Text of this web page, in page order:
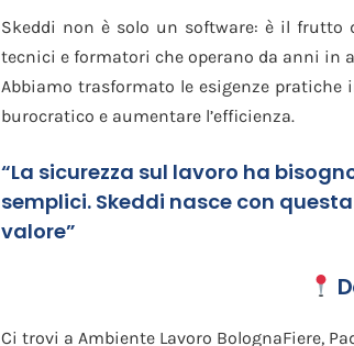
Skeddi non è solo un software: è il
tecnici e formatori che operano da anni in
Abbiamo trasformato le esigenze pratiche
burocratico e aumentare l’efficienza.
“La sicurezza sul lavoro ha
semplici. Skeddi nasce con
valore”
Ci trovi a Ambiente Lavoro BolognaFiere,